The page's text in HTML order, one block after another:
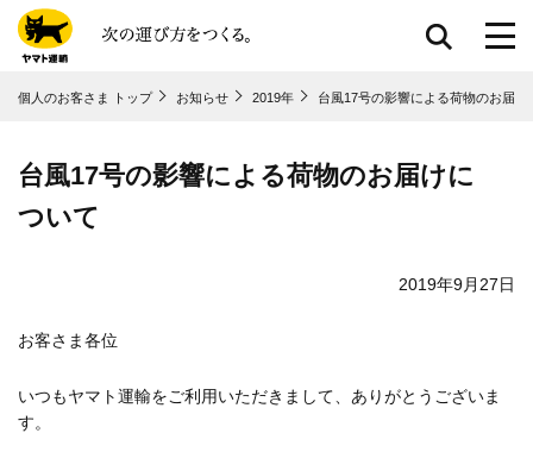
ページ本⽂に移動
個人のお客さま トップ お知らせ 2019年 台風17号の影響による荷物のお届け
台風17号の影響による荷物のお届けに
ついて
2019年9月27日
お客さま各位
いつもヤマト運輸をご利用いただきまして、ありがとうございま
す。